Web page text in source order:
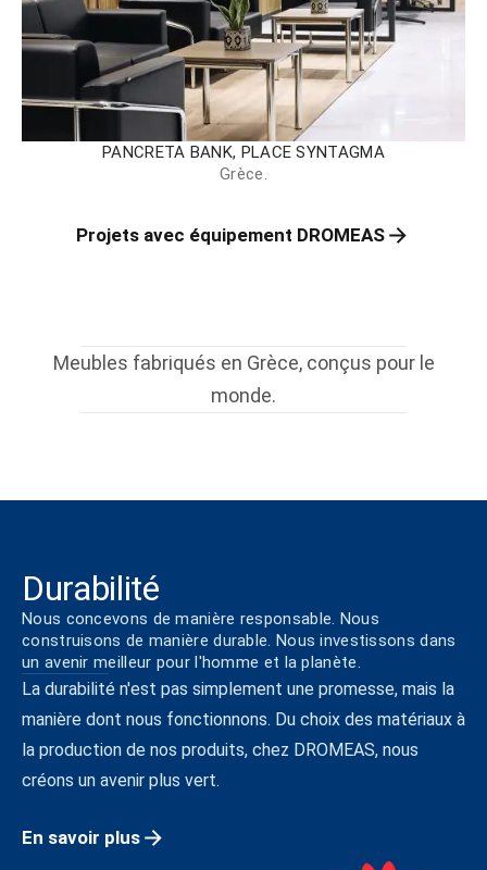
PANCRETA BANK, PLACE SYNTAGMA
Grèce.
Projets avec équipement DROMEAS
Meubles fabriqués en Grèce, conçus pour le
monde.
Durabilité
Nous concevons de manière responsable. Nous
construisons de manière durable. Nous investissons dans
un avenir meilleur pour l'homme et la planète.
La durabilité n'est pas simplement une promesse, mais la
manière dont nous fonctionnons. Du choix des matériaux à
la production de nos produits, chez DROMEAS, nous
créons un avenir plus vert.
En savoir plus